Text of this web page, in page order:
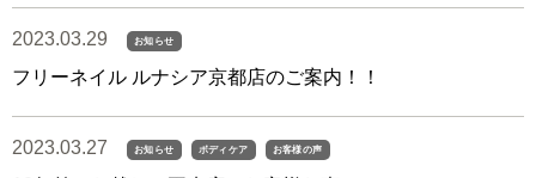
2023.03.29 お知らせ
フリーネイル ルナシア京都店のご案内！！
2023.03.27 お知らせ ボディケア お客様の声